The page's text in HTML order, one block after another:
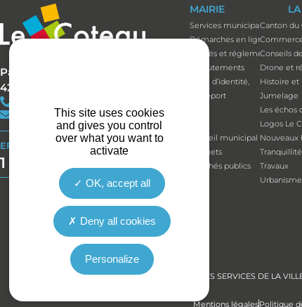
Parc Bécot
42120 LE COTEAU
contact@mairie-lecoteau.fr
EFFORT BUDGÉTAIRE
1 164 514 €
MAIRIE
Services municipaux
Démarches en ligne
Arrêtés et réglements
Recrutements
Carte d’identité,
passeport
Conseil municipal
Budgets
Marchés publics
Canton du
Conseils
Drone et
Histoire et
Jumelage
Les échos
Logos Le
Nouveaux
Travaux
Urbanisme
LES SERVICES DE LA
Mentions légalesPolitique
This site uses cookies
and gives you control
over what you want to
activate
OK, accept all
Deny all cookies
Personalize